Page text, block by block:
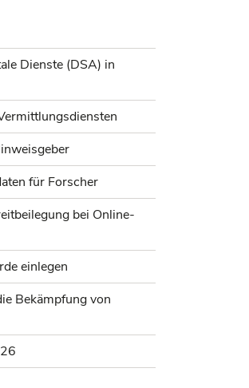
Dienste (DSA) in
für Forscher
bei Online-
einlegen
Bekämpfung von